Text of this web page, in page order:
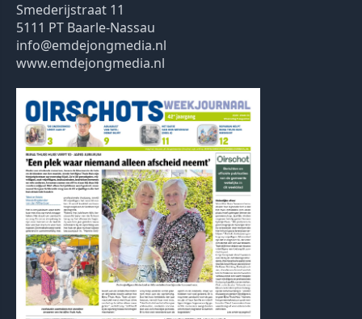
Smederijstraat 11
5111 PT Baarle-Nassau
info@emdejongmedia.nl
www.emdejongmedia.nl